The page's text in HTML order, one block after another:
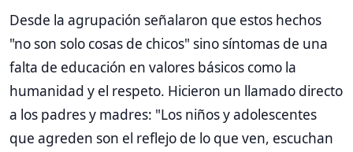
Desde la agrupación señalaron que estos hechos
"no son solo cosas de chicos" sino síntomas de una
falta de educación en valores básicos como la
humanidad y el respeto. Hicieron un llamado directo
a los padres y madres: "Los niños y adolescentes
que agreden son el reflejo de lo que ven, escuchan